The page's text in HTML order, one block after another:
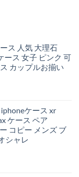
ス 人気 大理石
ース 女子 ピンク 可
カップルお揃い
ケース xr
ケース ペア
コピー メンズ ブ
シャレ